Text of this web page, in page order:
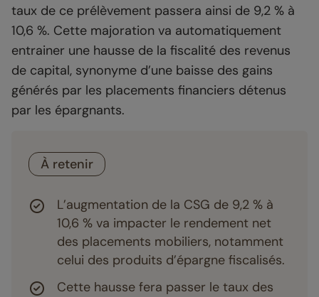
taux de ce prélèvement passera ainsi de 9,2 % à
10,6 %. Cette majoration va automatiquement
entrainer une hausse de la fiscalité des revenus
de capital, synonyme d’une baisse des gains
générés par les placements financiers détenus
par les épargnants.
À retenir
L’augmentation de la CSG de 9,2 % à
10,6 % va impacter le rendement net
des placements mobiliers, notamment
celui des produits d’épargne fiscalisés.
Cette hausse fera passer le taux des